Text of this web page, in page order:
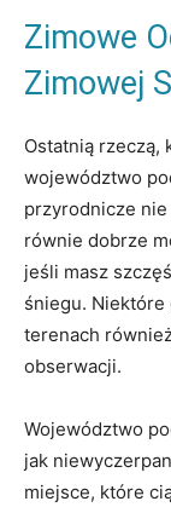
Zimowe
Zimowej
Ostatnią rzeczą,
województwo
przyrodnicze nie
równie dobrze
jeśli masz
śniegu. Niektóre
terenach
obserwacji.
Województwo
jak
miejsce, które